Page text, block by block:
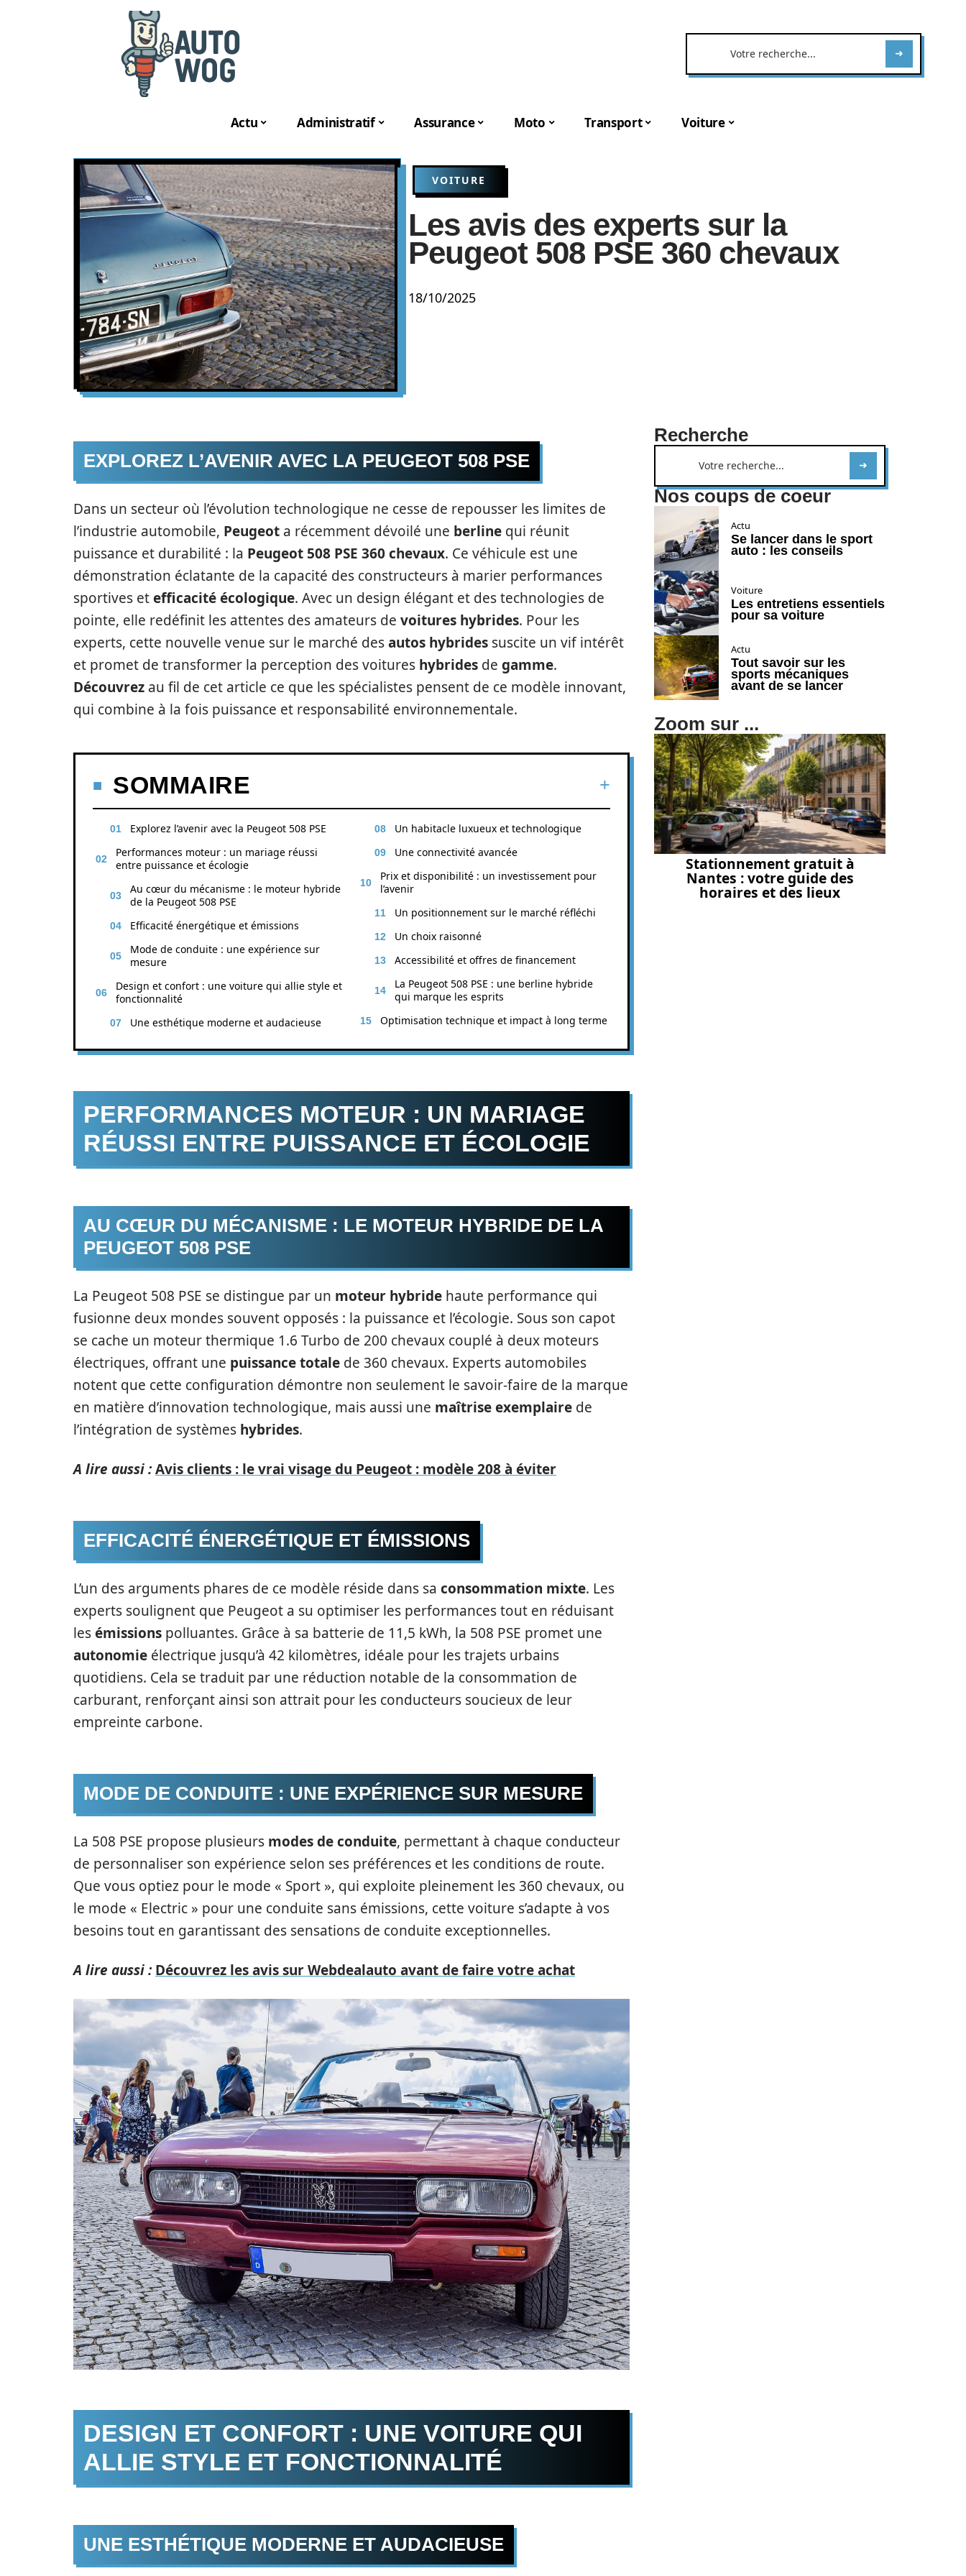
Actu Administratif Assurance Moto Transport Voiture
VOITURE
Les avis des experts sur la
Peugeot 508 PSE 360 chevaux
18/10/2025
EXPLOREZ L’AVENIR AVEC LA PEUGEOT 508 PSE
Dans un secteur où l’évolution technologique ne cesse de repousser les limites de
l’industrie automobile, Peugeot a récemment dévoilé une berline qui réunit
puissance et durabilité : la Peugeot 508 PSE 360 chevaux. Ce véhicule est une
démonstration éclatante de la capacité des constructeurs à marier performances
sportives etefficacité écologique. Avec un design élégant et des technologies de
pointe, elle redéfinit les attentes des amateurs de voitures hybrides. Pour les
experts, cette nouvelle venue sur le marché desautos hybrides suscite un vif intérêt
et promet de transformer la perception des voitures hybrides de gamme.
Découvrez au fil de cet article ce que les spécialistes pensent de ce modèle innovant,
qui combine à la fois puissance et responsabilité environnementale.
SOMMAIRE
Explorez l’avenir avec la Peugeot 508 PSE
Performances moteur : un mariage réussi
entre puissance et écologie
Au cœur du mécanisme : le moteur hybride
de la Peugeot 508 PSE
Efficacité énergétique et émissions
Mode de conduite : une expérience sur
mesure
Design et confort : une voiture qui allie style et
fonctionnalité
Une esthétique moderne et audacieuse
Un habitacle luxueux et technologique
Une connectivité avancée
Prix et disponibilité : un investissement pour
l’avenir
Un positionnement sur le marché réfléchi
Un choix raisonné
Accessibilité et offres de financement
La Peugeot 508 PSE : une berline hybride
qui marque les esprits
Optimisation technique et impact à long terme
PERFORMANCES MOTEUR : UN MARIAGE
RÉUSSI ENTRE PUISSANCE ET ÉCOLOGIE
AU CŒUR DU MÉCANISME : LE MOTEUR HYBRIDE DE LA
PEUGEOT 508 PSE
La Peugeot 508 PSE se distingue par un moteur hybride haute performance qui
fusionne deux mondes souvent opposés : la puissance et l’écologie. Sous son capot
se cache un moteur thermique 1.6 Turbo de 200 chevaux couplé à deux moteurs
électriques, offrant une puissance totale de 360 chevaux. Experts automobiles
notent que cette configuration démontre non seulement le savoir-faire de la marque
en matière d’innovation technologique, mais aussi une maîtrise exemplaire de
l’intégration de systèmes hybrides.
A lire aussi :Avis clients : le vrai visage du Peugeot : modèle 208 à éviter
EFFICACITÉ ÉNERGÉTIQUE ET ÉMISSIONS
L’un des arguments phares de ce modèle réside dans sa consommation mixte. Les
experts soulignent que Peugeot a su optimiser les performances tout en réduisant
lesémissions polluantes. Grâce à sa batterie de 11,5 kWh, la 508 PSE promet une
autonomie électrique jusqu’à 42 kilomètres, idéale pour les trajets urbains
quotidiens. Cela se traduit par une réduction notable de la consommation de
carburant, renforçant ainsi son attrait pour les conducteurs soucieux de leur
empreinte carbone.
MODE DE CONDUITE : UNE EXPÉRIENCE SUR MESURE
La 508 PSE propose plusieurs modes de conduite, permettant à chaque conducteur
de personnaliser son expérience selon ses préférences et les conditions de route.
Que vous optiez pour le mode « Sport », qui exploite pleinement les 360 chevaux, ou
le mode « Electric » pour une conduite sans émissions, cette voiture s’adapte à vos
besoins tout en garantissant des sensations de conduite exceptionnelles.
A lire aussi : Découvrez les avis sur Webdealauto avant de faire votre achat
DESIGN ET CONFORT : UNE VOITURE QUI
ALLIE STYLE ET FONCTIONNALITÉ
UNE ESTHÉTIQUE MODERNE ET AUDACIEUSE
Recherche
Nos coups de coeur
Actu
Se lancer dans le sport
auto : les conseils
Voiture
Les entretiens essentiels
pour sa voiture
Actu
Tout savoir sur les
sports mécaniques
avant de se lancer
Zoom sur ...
Stationnement gratuit à
Nantes : votre guide des
horaires et des lieux